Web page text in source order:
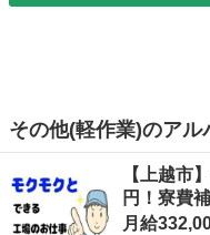
その他(軽作業)のア
【上越市
円！寮費
月給